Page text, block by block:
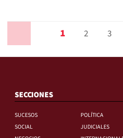
1 2 3
SECCIONES
SUCESOS
POLÍTICA
SOCIAL
JUDICIALES